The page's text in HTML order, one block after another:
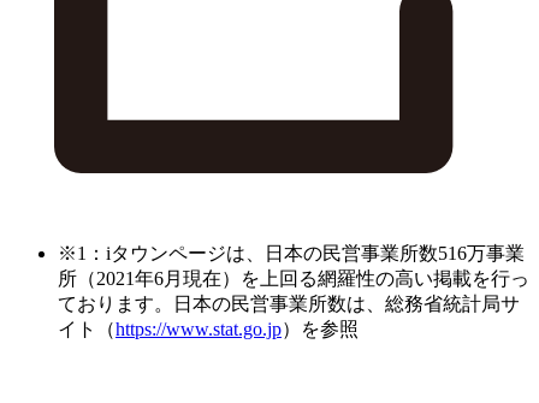
※1：iタウンページは、日本の民営事業所数516万事業
所（2021年6月現在）を上回る網羅性の高い掲載を行っ
ております。日本の民営事業所数は、総務省統計局サ
イト（https://www.stat.go.jp）を参照